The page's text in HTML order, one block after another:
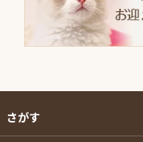
さがす